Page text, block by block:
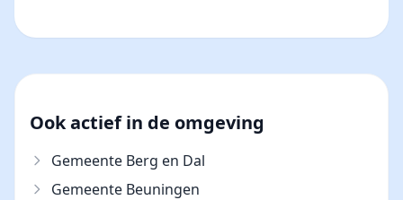
Ook actief in de omgeving
Gemeente Berg en Dal
Gemeente Beuningen